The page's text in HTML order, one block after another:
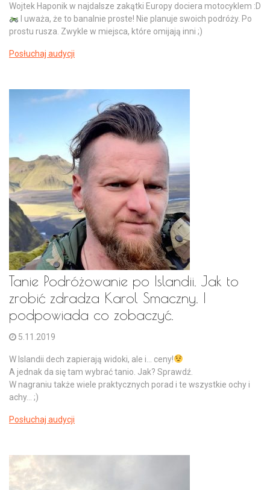
Wojtek Haponik w najdalsze zakątki Europy dociera motocyklem :D
I uważa, że to banalnie proste! Nie planuje swoich podróży. Po
prostu rusza. Zwykle w miejsca, które omijają inni ;)
Posłuchaj audycji
Tanie Podróżowanie po Islandii. Jak to
zrobić zdradza Karol Smaczny. I
podpowiada co zobaczyć.
5.11.2019
W Islandii dech zapierają widoki, ale i... ceny!
A jednak da się tam wybrać tanio. Jak? Sprawdź.
W nagraniu także wiele praktycznych porad i te wszystkie ochy i
achy... ;)
Posłuchaj audycji